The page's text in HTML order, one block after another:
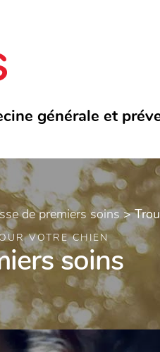
générale et
de premiers soins>
VOTRE CHIEN
soins